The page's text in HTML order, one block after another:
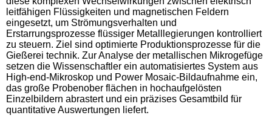
leitfähigen Flüssigkeiten und magnetischen Feldern
eingesetzt, um Strömungsverhalten und
Erstarrungsprozesse flüssiger Metalllegierungen kontrolliert
zu steuern. Ziel sind optimierte Produktionsprozesse für die
Gießerei technik. Zur Analyse der metallischen Mikrogefüge
setzen die Wissenschaftler ein automatisiertes System aus
High-end-Mikroskop und Power Mosaic-Bildaufnahme ein,
das große Probenober flächen in hochaufgelösten
Einzelbildern abrastert und ein präzises Gesamtbild für
quantitative Auswertungen liefert.